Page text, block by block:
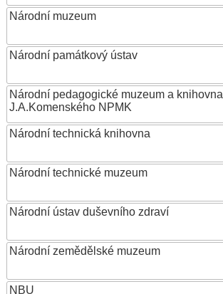
Národní muzeum
Národní památkový ústav
Národní pedagogické muzeum a knihovna
J.A.Komenského NPMK
Národní technická knihovna
Národní technické muzeum
Národní ústav duševního zdraví
Národní zemědělské muzeum
NBU